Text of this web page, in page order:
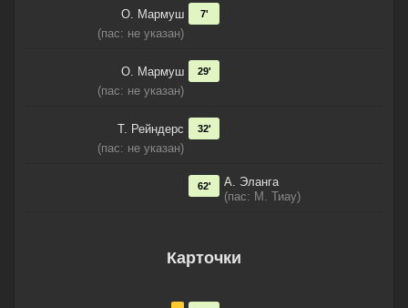
О. Мармуш
(пас: не указан)
7'
О. Мармуш
(пас: не указан)
29'
Т. Рейндерс
(пас: не указан)
32'
А. Эланга
(пас: М. Тиау)
62'
Карточки